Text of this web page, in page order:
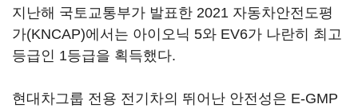
지난해 국토교통부가 발표한 2021 자동차안전도평
가(KNCAP)에서는 아이오닉 5와 EV6가 나란히 최고
등급인 1등급을 획득했다.
현대차그룹 전용 전기차의 뛰어난 안전성은 E-GMP